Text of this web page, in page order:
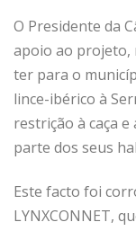
O Presidente da
apoio ao projeto,
ter para o
lince-ibérico à
restrição à caça
parte dos seus
Este facto foi
LYNXCONNET,